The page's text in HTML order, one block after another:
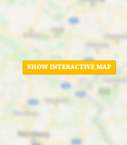
SHOW INTERACTIVE MAP